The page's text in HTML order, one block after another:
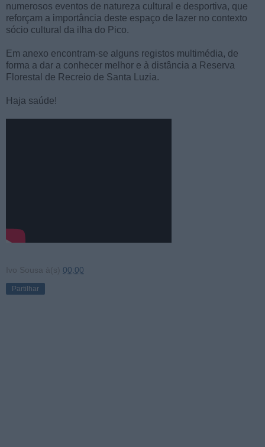
numerosos eventos de natureza cultural e desportiva, que
reforçam a importância deste espaço de lazer no contexto
sócio cultural da ilha do Pico.
Em anexo encontram-se alguns registos multimédia, de
forma a dar a conhecer melhor e à distância a Reserva
Florestal de Recreio de Santa Luzia.
Haja saúde!
Ivo Sousa à(s) 00:00
Partilhar